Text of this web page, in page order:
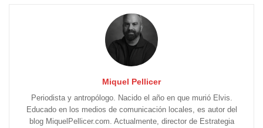
Miquel Pellicer
Periodista y antropólogo. Nacido el año en que murió Elvis.
Educado en los medios de comunicación locales, es autor del
blog MiquelPellicer.com. Actualmente, director de Estrategia